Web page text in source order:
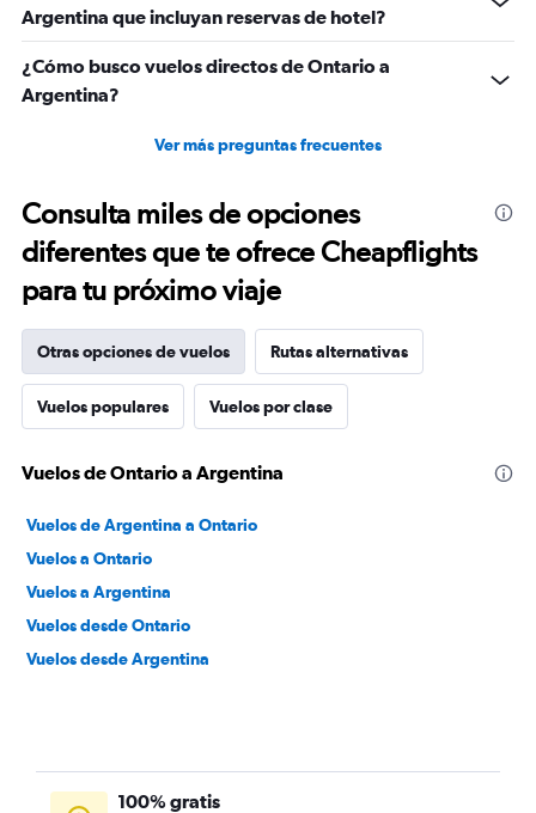
Argentina que incluyan reservas de hotel?
¿Cómo busco vuelos directos de Ontario a
Argentina?
Ver más preguntas frecuentes
Consulta miles de opciones
diferentes que te ofrece Cheapflights
para tu próximo viaje
Otras opciones de vuelos Rutas alternativas
Vuelos populares Vuelos por clase
Vuelos de Ontario a Argentina
Vuelos de Argentina a Ontario
Vuelos a Ontario
Vuelos a Argentina
Vuelos desde Ontario
Vuelos desde Argentina
100% gratis